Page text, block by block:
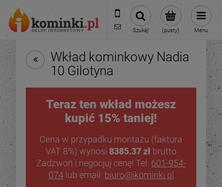
601954074
biuro@ikominki.pl
(pusty)
Szukaj Menu
Wkład kominkowy Nadia
10 Gilotyna
Teraz ten wkład możesz
kupić 15% taniej!
Cena w przypadku montażu (faktura
VAT 8%) wynosi 8385.37 zł brutto
Zadzwoń i negocjuj cenę! Tel: 601-954-
074lub email: biuro@ikominki.pl